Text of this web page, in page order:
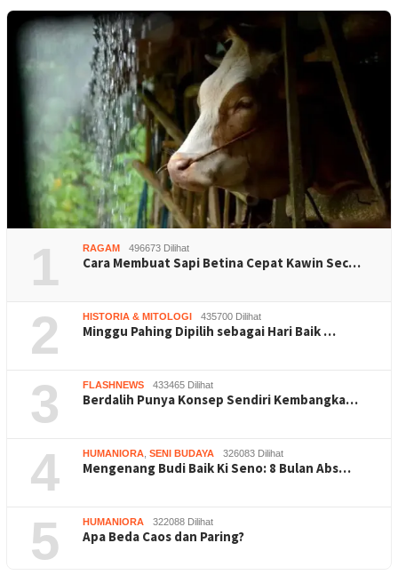
1 RAGAM 496673 Dilihat
Cara Membuat Sapi Betina Cepat Kawin Sec…
2 HISTORIA & MITOLOGI 435700 Dilihat
Minggu Pahing Dipilih sebagai Hari Baik …
3 FLASHNEWS 433465 Dilihat
Berdalih Punya Konsep Sendiri Kembangka…
4 HUMANIORA SENI BUDAYA 326083 Dilihat
Mengenang Budi Baik Ki Seno: 8 Bulan Abs…
5 HUMANIORA 322088 Dilihat
Apa Beda Caos dan Paring?